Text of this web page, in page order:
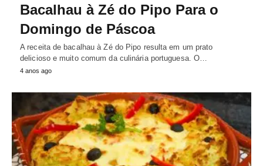
Bacalhau à Zé do Pipo Para o
Domingo de Páscoa
A receita de bacalhau à Zé do Pipo resulta em um prato
delicioso e muito comum da culinária portuguesa. O…
4 anos ago